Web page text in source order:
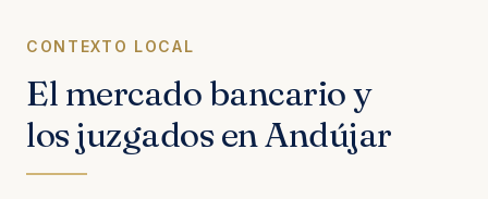
CONTEXTO LOCAL
El mercado bancario y
los juzgados en Andújar